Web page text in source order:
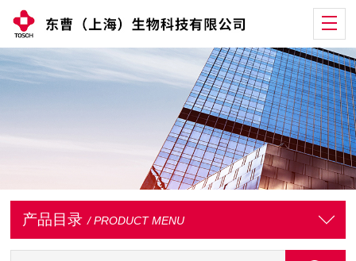
产品目录 / PRODUCT MENU